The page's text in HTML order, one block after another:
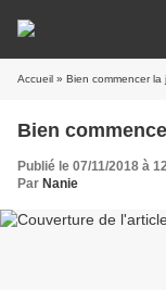
Accueil » Bien commencer la
Bien
Publié le 07/11/2018 à
Par Nanie